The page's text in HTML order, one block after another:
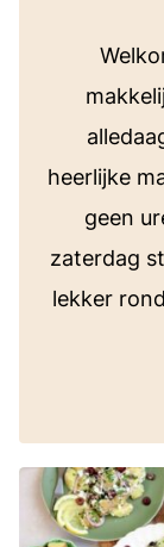
heerlijke
geen
zaterdag
lekker